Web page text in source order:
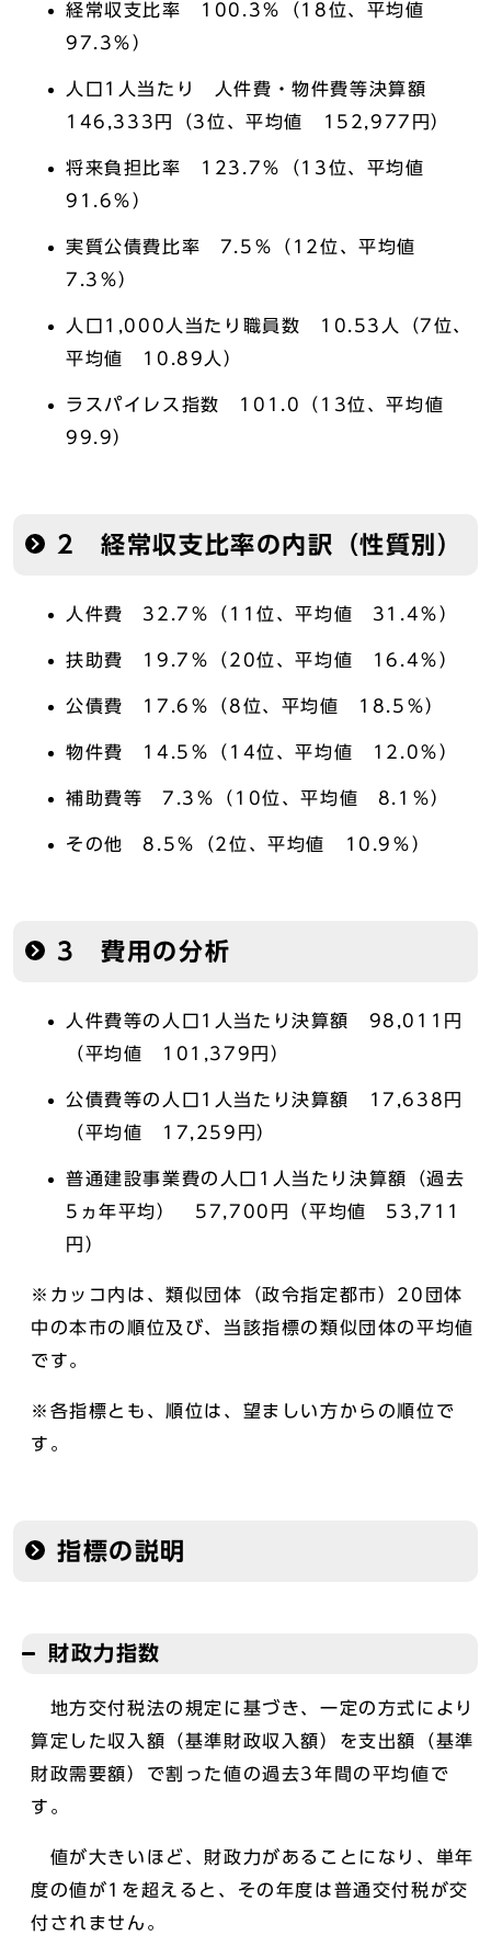
経常収支比率 100.3％（18位、平均値
97.3％）
人口1人当たり 人件費・物件費等決算額
146,333円（3位、平均値 152,977円）
将来負担比率 123.7％（13位、平均値
91.6％）
実質公債費比率 7.5％（12位、平均値
7.3％）
人口1,000人当たり職員数 10.53人（7位、
平均値 10.89人）
ラスパイレス指数 101.0（13位、平均値
99.9）
2 経常収支比率の内訳（性質別）
人件費 32.7％（11位、平均値 31.4％）
扶助費 19.7％（20位、平均値 16.4％）
公債費 17.6％（8位、平均値 18.5％）
物件費 14.5％（14位、平均値 12.0％）
補助費等 7.3％（10位、平均値 8.1％）
その他 8.5％（2位、平均値 10.9％）
3 費用の分析
人件費等の人口1人当たり決算額 98,011円
（平均値 101,379円）
公債費等の人口1人当たり決算額 17,638円
（平均値 17,259円）
普通建設事業費の人口1人当たり決算額（過去
5ヵ年平均） 57,700円（平均値 53,711
円）
※カッコ内は、類似団体（政令指定都市）20団体
中の本市の順位及び、当該指標の類似団体の平均値
です。
※各指標とも、順位は、望ましい方からの順位で
す。
指標の説明
財政力指数
地方交付税法の規定に基づき、一定の方式により
算定した収入額（基準財政収入額）を支出額（基準
財政需要額）で割った値の過去3年間の平均値で
す。
値が大きいほど、財政力があることになり、単年
度の値が1を超えると、その年度は普通交付税が交
付されません。